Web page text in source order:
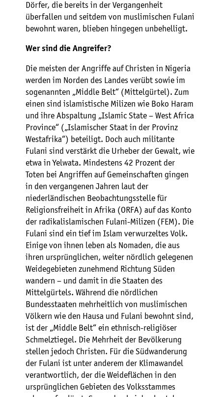
Dörfer, die bereits in der Vergangenheit
überfallen und seitdem von muslimischen Fulani
bewohnt waren, blieben hingegen unbehelligt.
Wer sind die Angreifer?
Die meisten der Angriffe auf Christen in Nigeria
werden im Norden des Landes verübt sowie im
sogenannten „Middle Belt“ (Mittelgürtel). Zum
einen sind islamistische Milizen wie Boko Haram
und ihre Abspaltung „Islamic State – West Africa
Province“ („Islamischer Staat in der Provinz
Westafrika“) beteiligt. Doch auch militante
Fulani sind verstärkt die Urheber der Gewalt, wie
etwa in Yelwata. Mindestens 42 Prozent der
Toten bei Angriffen auf Gemeinschaften gingen
in den vergangenen Jahren laut der
niederländischen Beobachtungsstelle für
Religionsfreiheit in Afrika (ORFA) auf das Konto
der radikalislamischen Fulani-Milizen (FEM). Die
Fulani sind ein tief im Islam verwurzeltes Volk.
Einige von ihnen leben als Nomaden, die aus
ihren ursprünglichen, weiter nördlich gelegenen
Weidegebieten zunehmend Richtung Süden
wandern – und damit in die Staaten des
Mittelgürtels. Während die nördlichen
Bundesstaaten mehrheitlich von muslimischen
Völkern wie den Hausa und Fulani bewohnt sind,
ist der „Middle Belt“ ein ethnisch-religiöser
Schmelztiegel. Die Mehrheit der Bevölkerung
stellen jedoch Christen. Für die Südwanderung
der Fulani ist unter anderem der Klimawandel
verantwortlich, der die Weideflächen in den
ursprünglichen Gebieten des Volksstammes